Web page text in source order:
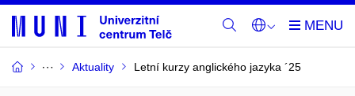
Aktuality Letní kurzy anglického jazyka ´25